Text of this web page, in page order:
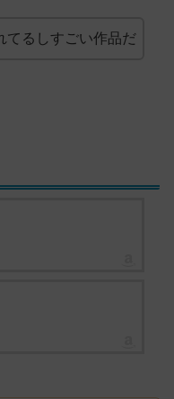
てるしすごい作品だ